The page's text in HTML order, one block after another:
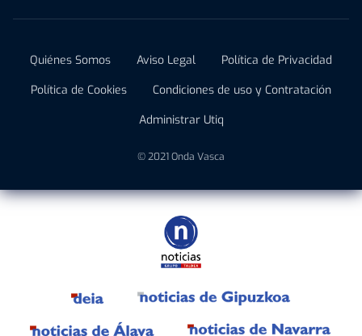
Quiénes Somos Aviso Legal
Política de Privacidad
Política de Cookies
Condiciones de uso y Contratación
Administrar Utiq
© 2021 Onda Vasca